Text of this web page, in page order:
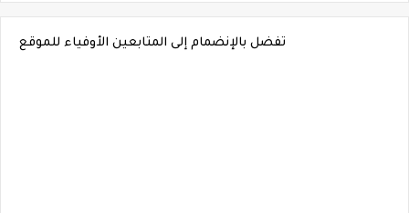
تفضل بالإنضمام إلى المتابعين الأوفياء للموقع